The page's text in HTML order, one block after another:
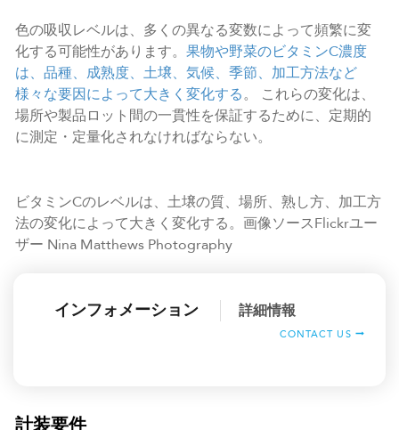
色の吸収レベルは、多くの異なる変数によって頻繁に変
化する可能性があります。 果物や野菜のビタミンC濃度
は、品種、成熟度、土壌、気候、季節、加工方法など
様々な要因によって大きく変化する。 これらの変化は、
場所や製品ロット間の一貫性を保証するために、定期的
に測定・定量化されなければならない。
ビタミンCのレベルは、土壌の質、場所、熟し方、加工方
法の変化によって大きく変化する。画像ソースFlickrユー
ザー Nina Matthews Photography
インフォメーション 詳細情報
CONTACT US
計装要件